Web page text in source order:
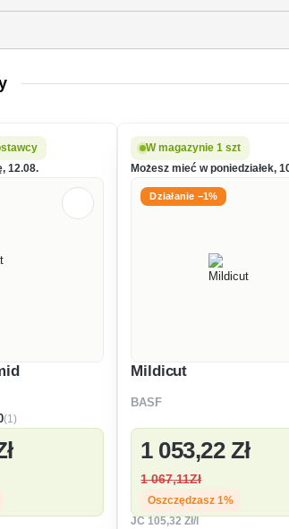
12.08.
(1)
W magazynie 1 szt
Możesz mieć w poniedziałek,
Działanie −1%
Mildicut
BASF
1 053,22 Zł
1 067,11Zł
Oszczędzasz 1%
JC105,32 Zł/l